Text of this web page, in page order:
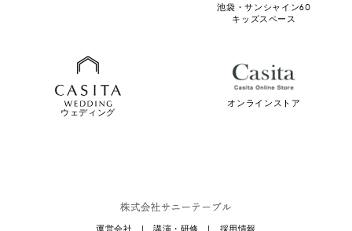
池袋・サンシャイン60
キッズスペース
ウェディング
オンラインストア